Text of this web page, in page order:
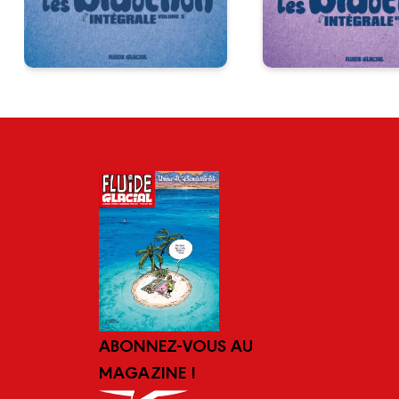
ABONNEZ-VOUS AU
MAGAZINE !